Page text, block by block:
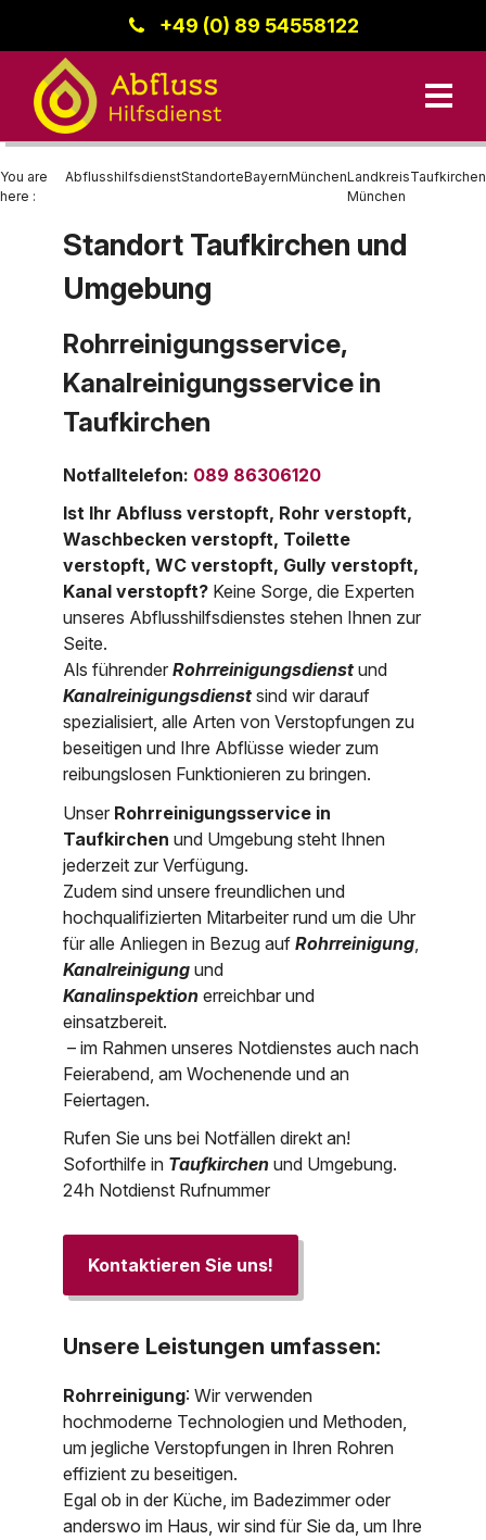
+49 (0) 89 54558122
Unsere Leistungen
Rohrreinigung
Kanalinspektion
Region Donau-Iller
Baden-Württemberg
Hessen
Nordrhein-Westfalen
Rheinland-Pfalz
Saarland
Oberösterreich
Salzburg
Wien
Kontakt
Impressum
Über uns
Kontakt
You are
here :
AbflusshilfsdienstStandorteBayernMünchenLandkreis
München
Taufkirchen
Standort Taufkirchen und
Umgebung
Rohrreinigungsservice,
Kanalreinigungsservice in
Taufkirchen
Notfalltelefon: 089 86306120
Ist Ihr Abfluss verstopft, Rohr verstopft,
Waschbecken verstopft, Toilette
verstopft, WC verstopft, Gully verstopft,
Kanal verstopft? Keine Sorge, die Experten
unseres Abflusshilfsdienstes stehen Ihnen zur
Seite.
Als führenderRohrreinigungsdienst und
Kanalreinigungsdienst sind wir darauf
spezialisiert, alle Arten von Verstopfungen zu
beseitigen und Ihre Abflüsse wieder zum
reibungslosen Funktionieren zu bringen.
Unser Rohrreinigungsservice in
Taufkirchenund Umgebung steht Ihnen
jederzeit zur Verfügung.
Zudem sind unsere freundlichen und
hochqualifizierten Mitarbeiter rund um die Uhr
für alle Anliegen in Bezug aufRohrreinigung
Kanalreinigung und
Kanalinspektion erreichbar und
einsatzbereit.
– im Rahmen unseres Notdienstes auch nach
Feierabend, am Wochenende und an
Feiertagen.
Rufen Sie uns bei Notfällen direkt an!
Soforthilfe in Taufkirchenund Umgebung.
24h Notdienst Rufnummer
Kontaktieren Sie uns!
Unsere Leistungen umfassen:
Rohrreinigung: Wir verwenden
hochmoderne Technologien und Methoden,
um jegliche Verstopfungen in Ihren Rohren
effizient zu beseitigen.
Egal ob in der Küche, im Badezimmer oder
anderswo im Haus, wir sind für Sie da, um Ihre